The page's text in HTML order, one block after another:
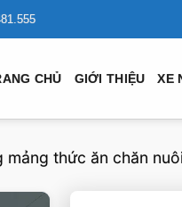
CHỦ GIỚI THIỆU XE
mảng thức ăn chăn nuôi